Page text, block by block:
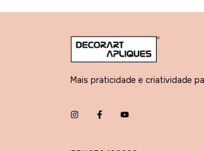
Mais praticidade e criatividade